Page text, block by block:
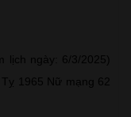
lịch ngày: 6/3/2025)
1965 Nữ mạng 62